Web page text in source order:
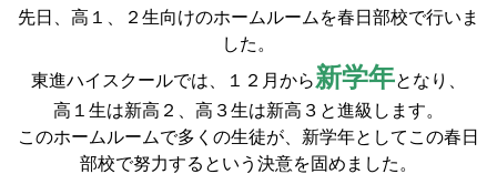
先日、高１、２生向けのホームルームを春日部校で行いま
した。
東進ハイスクールでは、１２月から新学年となり、
高１生は新高２、高３生は新高３と進級します。
このホームルームで多くの生徒が、新学年としてこの春日
部校で努力するという決意を固めました。